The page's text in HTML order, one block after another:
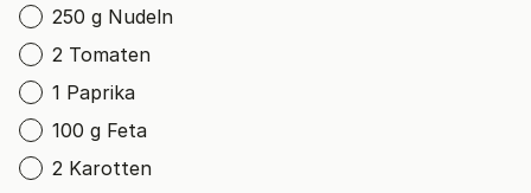
250 g Nudeln
2 Tomaten
1 Paprika
100 g Feta
2 Karotten